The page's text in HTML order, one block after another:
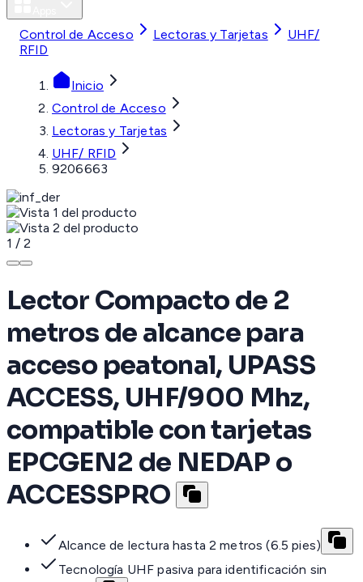
Control de Acceso Lectoras y Tarjetas
UHF/
RFID
Inicio
Control de Acceso
Lectoras y Tarjetas
UHF/ RFID
9206663
1 / 2
Lector Compacto de 2
metros de alcance para
acceso peatonal, UPASS
ACCESS, UHF/900 Mhz,
compatible con tarjetas
EPCGEN2 de NEDAP o
ACCESSPRO
Alcance de lectura hasta 2 metros (6.5 pies)
Tecnología UHF pasiva para identificación sin